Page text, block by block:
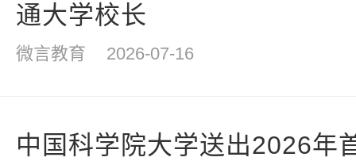
通大学校长
微言教育 2026-07-16
中国科学院大学送出2026年